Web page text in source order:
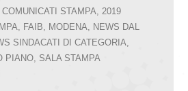
STAMPA, 2019
, FAIB, MODENA, NEWS DAL
SINDACATI DI CATEGORIA,
PIANO, SALA STAMPA